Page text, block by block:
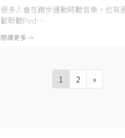
很多人會在跑步運動時聽音樂，也有
歡聆聽Pod⋯
閱讀更多 ->
1 2 »